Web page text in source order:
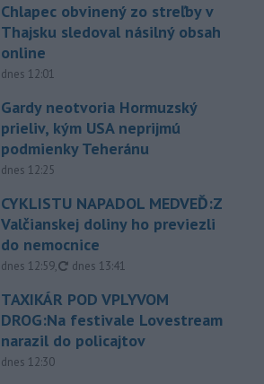
Chlapec obvinený zo streľby v
Thajsku sledoval násilný obsah
online
dnes 12:01
Gardy neotvoria Hormuzský
prieliv, kým USA neprijmú
podmienky Teheránu
dnes 12:25
CYKLISTU NAPADOL MEDVEĎ:Z
Valčianskej doliny ho previezli
do nemocnice
dnes 12:59, aktualizované
dnes 13:41
TAXIKÁR POD VPLYVOM
DROG:Na festivale Lovestream
narazil do policajtov
dnes 12:30